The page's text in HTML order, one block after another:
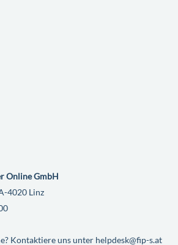
Online GmbH
4020 Linz
Kontaktiere uns unter helpdesk@fip-s.at